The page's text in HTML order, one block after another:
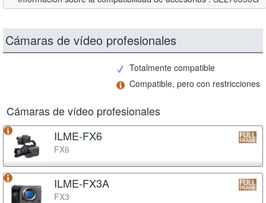
Cámaras de vídeo profesionales
Totalmente compatible
Compatible, pero con restricciones
Cámaras de vídeo profesionales
ILME-FX6
FX6
ILME-FX3A
FX3